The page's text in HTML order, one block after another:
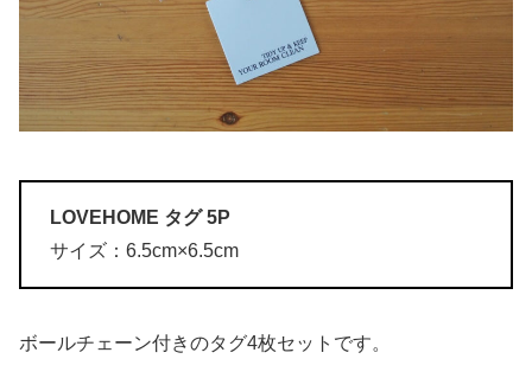
LOVEHOME タグ 5P
サイズ：6.5cm×6.5cm
ボールチェーン付きのタグ4枚セットです。